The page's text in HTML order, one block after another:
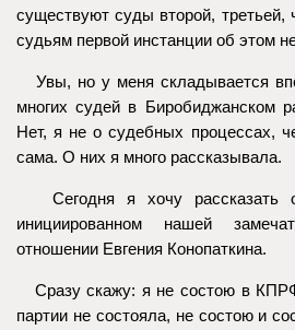
существуют суды второй, третьей,
судьям первой инстанции об этом
Увы, но у меня складывается
многих судей в Биробиджанском
Нет, я не о судебных процессах,
сама. О них я много рассказывала.
Сегодня я хочу рассказать о
инициированном нашей
отношении Евгения Конопаткина.
Сразу скажу: я не состою в
партии не состояла, не состою и